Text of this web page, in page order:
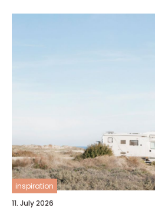
inspiration
11. July 2026